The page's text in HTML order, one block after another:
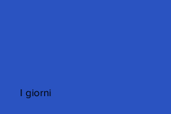
I giorni